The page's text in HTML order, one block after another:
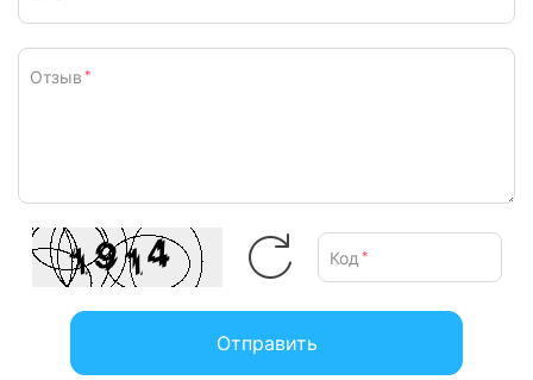
Отзыв *
Код *
Отправить